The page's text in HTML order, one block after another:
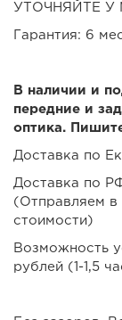
УТОЧНЯЙТЕ У
Гарантия: 6
В наличии и
передние и
оптика.
Доставка по
Доставка по
(Отправляем в
стоимости)
Возможность
рублей (1-1,5